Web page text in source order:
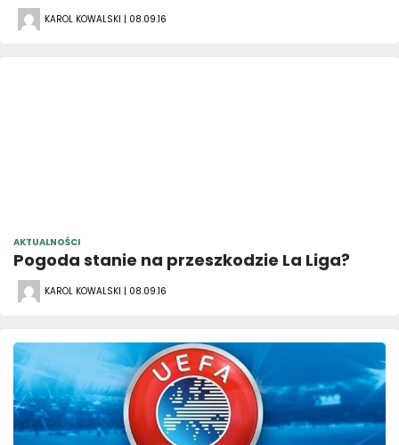
KAROL KOWALSKI | 08.09.16
AKTUALNOŚCI
Pogoda stanie na przeszkodzie La Liga?
KAROL KOWALSKI | 08.09.16